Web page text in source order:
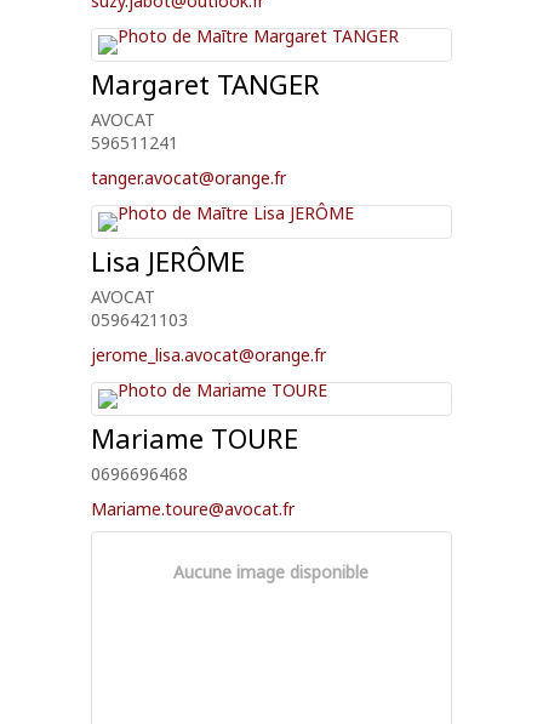
Margaret TANGER
AVOCAT
596511241
tanger.avocat@orange.fr
Lisa JERÔME
AVOCAT
0596421103
jerome_lisa.avocat@orange.fr
Mariame TOURE
0696696468
Mariame.toure@avocat.fr
Aucune image disponible